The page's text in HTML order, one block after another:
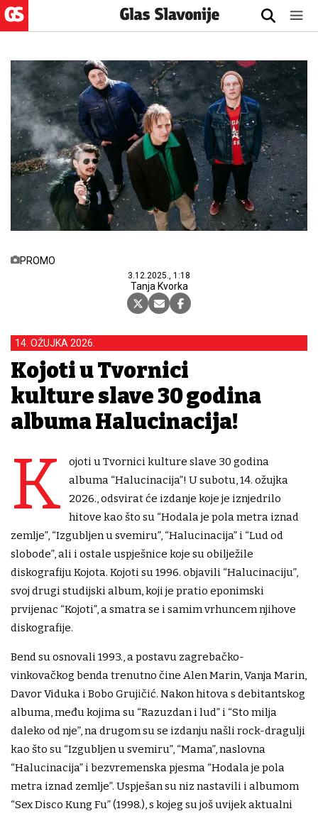
PROMO
3.12.2025., 1:18
Tanja Kvorka
14. OŽUJKA 2026.
Kojoti u Tvornici
kulture slave 30 godina
albuma Halucinacija!
K
ojoti u Tvornici kulture slave 30 godina
albuma “Halucinacija”! U subotu, 14. ožujka
2026., odsvirat će izdanje koje je iznjedrilo
hitove kao što su “Hodala je pola metra iznad
zemlje”, “Izgubljen u svemiru”, “Halucinacija” i “Lud od
slobode”, ali i ostale uspješnice koje su obilježile
diskografiju Kojota. Kojoti su 1996. objavili “Halucinaciju”,
svoj drugi studijski album, koji je pratio eponimski
prvijenac “Kojoti”, a smatra se i samim vrhuncem njihove
diskografije.
Bend su osnovali 1993., a postavu zagrebačko-
vinkovačkog benda trenutno čine Alen Marin, Vanja Marin,
Davor Viduka i Bobo Grujičić. Nakon hitova s debitantskog
albuma, među kojima su “Razuzdan i lud” i “Sto milja
daleko od nje”, na drugom su se izdanju našli rock-dragulji
kao što su “Izgubljen u svemiru”, “Mama”, naslovna
“Halucinacija” i bezvremenska pjesma “Hodala je pola
metra iznad zemlje”. Uspješan su niz nastavili i albumom
“Sex Disco Kung Fu” (1998.), s kojeg su još uvijek aktualni